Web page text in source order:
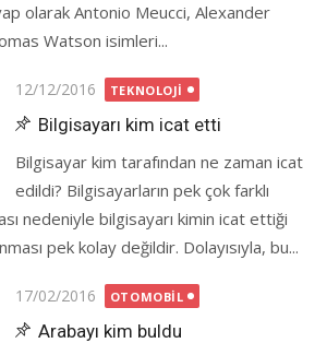
olarak Antonio Meucci, Alexander
Watson isimleri...
Posted
on
12/12/2016 TEKNOLOJI
Bilgisayarı kim icat etti
Bilgisayar kim tarafından ne zaman icat
edildi? Bilgisayarların pek çok farklı
nedeniyle bilgisayarı kimin icat ettiği
pek kolay değildir. Dolayısıyla, bu...
Posted
on
17/02/2016 OTOMOBIL
Arabayı kim buldu